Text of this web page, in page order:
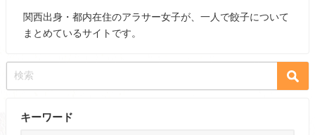
関西出身・都内在住のアラサー女子が、一人で餃子について
まとめているサイトです。
キーワード